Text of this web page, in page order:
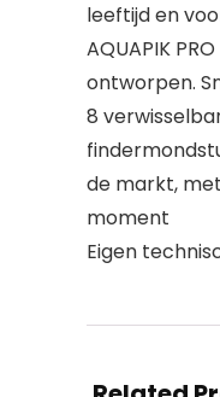
leeftijd en
AQUAPIK
ontworpen.
8
de markt,
moment
Eigen